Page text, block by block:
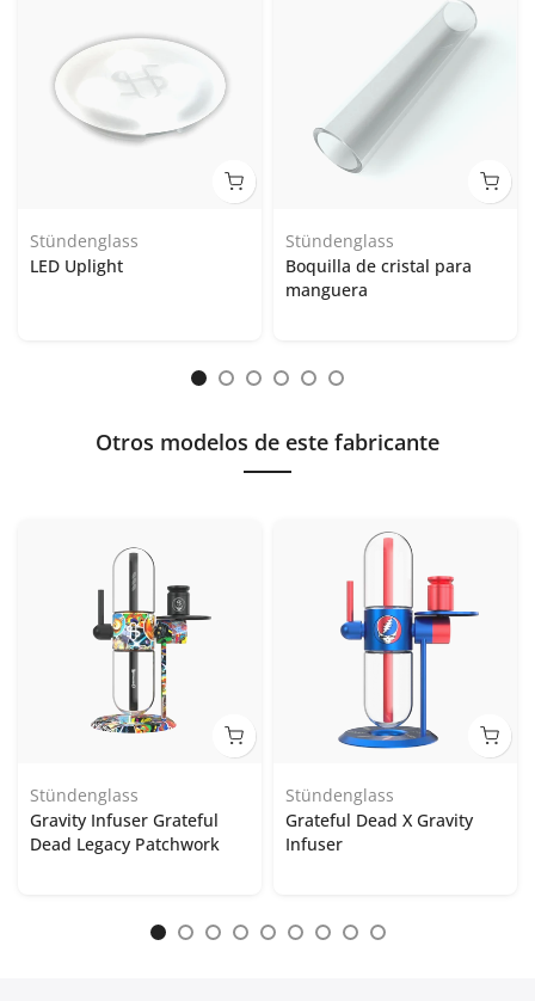
Stündenglass
LED Uplight
Stündenglass
Boquilla de cristal para
manguera
Otros modelos de este fabricante
Stündenglass
Gravity Infuser Grateful
Dead Legacy Patchwork
Stündenglass
Grateful Dead X Gravity
Infuser